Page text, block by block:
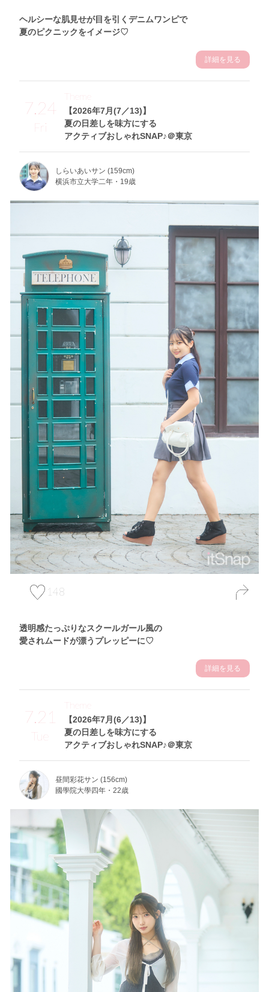
ヘルシーな肌見せが目を引くデニムワンピで
夏のピクニックをイメージ♡
詳細を見る
7.24
Fri
【2026年7月(7／13)】
夏の日差しを味方にする
アクティブおしゃれSNAP♪＠東京
Theme
しらいあいサン (159cm)
横浜市立大学二年・19歳
148
透明感たっぷりなスクールガール風の
愛されムードが漂うプレッピーに♡
詳細を見る
7.21
Tue
【2026年7月(6／13)】
夏の日差しを味方にする
アクティブおしゃれSNAP♪＠東京
Theme
昼間彩花サン (156cm)
國學院大學四年・22歳